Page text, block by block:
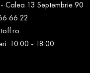
- Calea 13 Septembrie 90
66 22
10:00 - 18:00